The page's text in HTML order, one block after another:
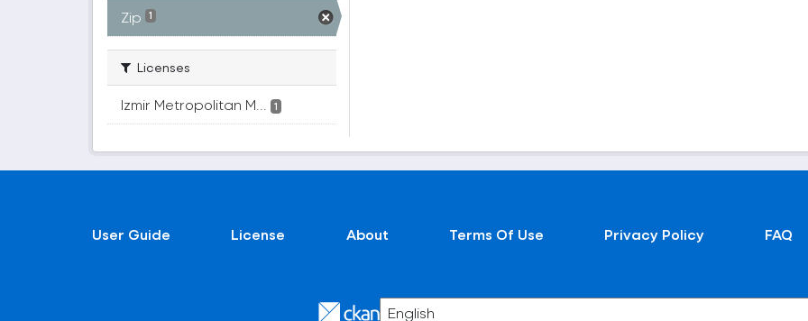
Zip 1
Licenses
Izmir Metropolitan M... 1
User Guide License About Terms Of Use Privacy Policy FAQ